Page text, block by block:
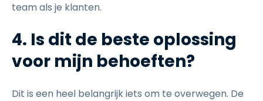
team als je klanten.
4. Is dit de beste oplossing
voor mijn behoeften?
Dit is een heel belangrijk iets om te overwegen. De